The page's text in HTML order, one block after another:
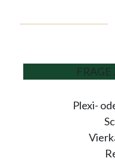
Plexi-